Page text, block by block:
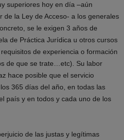
superiores hoy en día –aún
de la Ley de Acceso- a los generales
se le exigen 3 años de
de Práctica Jurídica u otros cursos
de experiencia o formación
de que se trate…etc). Su labor
hace posible que el servicio
365 días del año, en todas las
país y en todos y cada uno de los
de las justas y legítimas